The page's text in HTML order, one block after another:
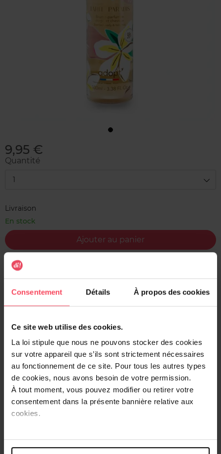
Consentement Détails À propos des cookies
Ce site web utilise des cookies.
La loi stipule que nous ne pouvons stocker des cookies
sur votre appareil que s’ils sont strictement nécessaires
au fonctionnement de ce site. Pour tous les autres types
de cookies, nous avons besoin de votre permission.
À tout moment, vous pouvez modifier ou retirer votre
consentement dans la présente bannière relative aux
cookies.
9,95 €
Quantité
1
Livraison
En stock
Ajouter au panier
Livraison gratuite à l'achat de min. 35€
Description
Vaporisez notre brume parfumée Tahiti Paradis pour
ensoleiller votre journée. Avec sa formule sans alcool, elle
rafraichit votre corps et vos cheveux en les enveloppant
d'une douce senteur florale et boisée. Dépaysement
Caractéristiques